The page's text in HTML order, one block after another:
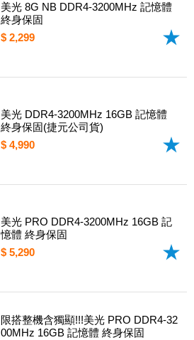
美光 8G NB DDR4-3200MHz 記憶體
終身保固
$ 2,299
美光 DDR4-3200MHz 16GB 記憶體
終身保固(捷元公司貨)
$ 4,990
美光 PRO DDR4-3200MHz 16GB 記
憶體 終身保固
$ 5,290
限搭整機含獨顯!!!美光 PRO DDR4-32
00MHz 16GB 記憶體 終身保固